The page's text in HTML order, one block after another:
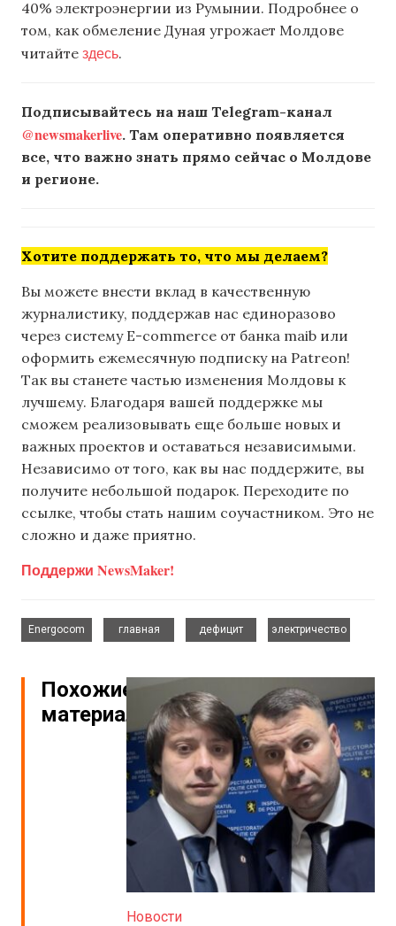
40% электроэнергии из Румынии. Подробнее о
том, как обмеление Дуная угрожает Молдове
читайте здесь.
Подписывайтесь на наш Telegram-канал
@newsmakerlive. Там оперативно появляется
все, что важно знать прямо сейчас о Молдове
и регионе.
Хотите поддержать то, что мы делаем?
Вы можете внести вклад в качественную
журналистику, поддержав нас единоразово
через систему E-commerce от банка maib или
оформить ежемесячную подписку на Patreon!
Так вы станете частью изменения Молдовы к
лучшему. Благодаря вашей поддержке мы
сможем реализовывать еще больше новых и
важных проектов и оставаться независимыми.
Независимо от того, как вы нас поддержите, вы
получите небольшой подарок. Переходите по
ссылке, чтобы стать нашим соучастником. Это не
сложно и даже приятно.
Поддержи NewsMaker!
Energocom
главная
дефицит
электричество
Похожие
материалы
Новости